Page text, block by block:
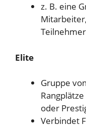
z. B. eine
Elite
Gruppe
oder
Verbindet